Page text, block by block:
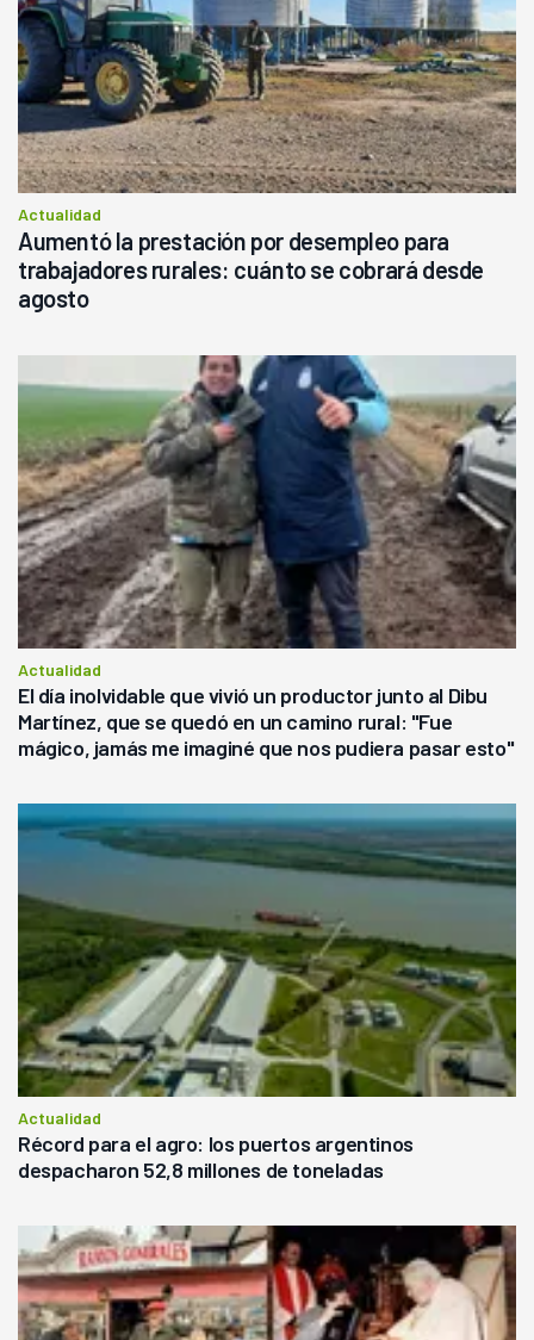
Actualidad
Aumentó la prestación por desempleo para
trabajadores rurales: cuánto se cobrará desde
agosto
Actualidad
El día inolvidable que vivió un productor junto al Dibu
Martínez, que se quedó en un camino rural: "Fue
mágico, jamás me imaginé que nos pudiera pasar esto"
Actualidad
Récord para el agro: los puertos argentinos
despacharon 52,8 millones de toneladas